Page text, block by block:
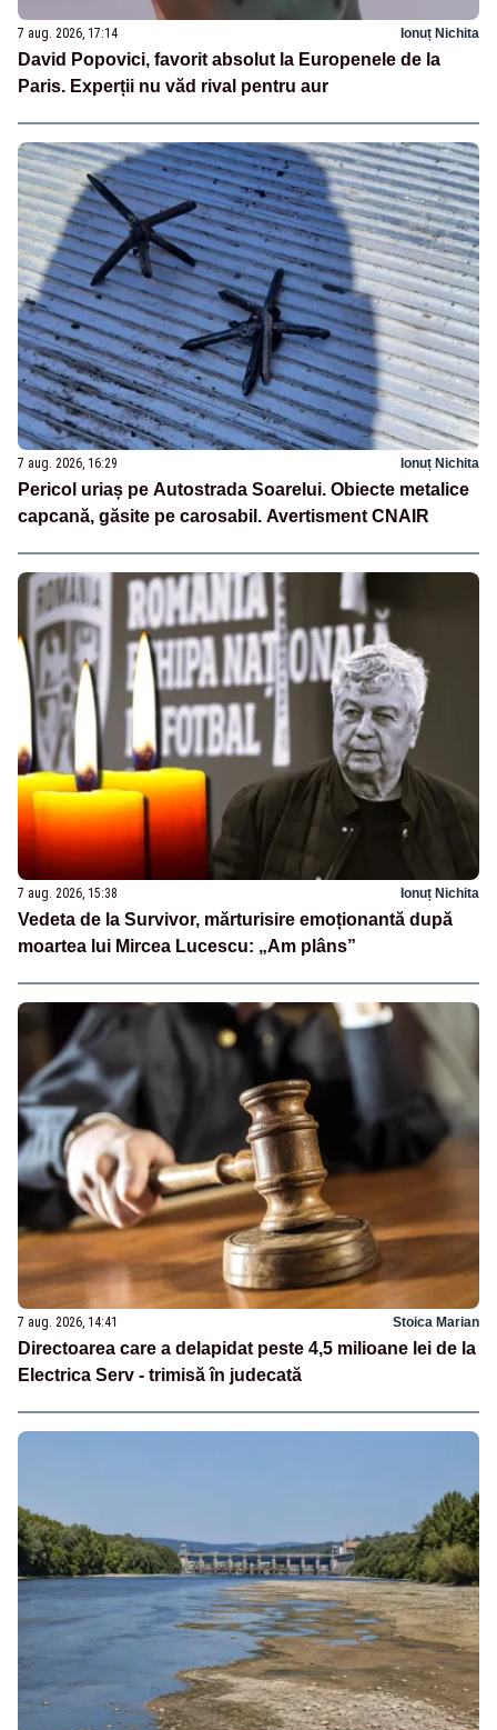
7 aug. 2026, 17:14 Ionuț Nichita
David Popovici, favorit absolut la Europenele de la
Paris. Experții nu văd rival pentru aur
7 aug. 2026, 16:29 Ionuț Nichita
Pericol uriaș pe Autostrada Soarelui. Obiecte metalice
capcană, găsite pe carosabil. Avertisment CNAIR
7 aug. 2026, 15:38 Ionuț Nichita
Vedeta de la Survivor, mărturisire emoționantă după
moartea lui Mircea Lucescu: „Am plâns”
7 aug. 2026, 14:41 Stoica Marian
Directoarea care a delapidat peste 4,5 milioane lei de la
Electrica Serv - trimisă în judecată